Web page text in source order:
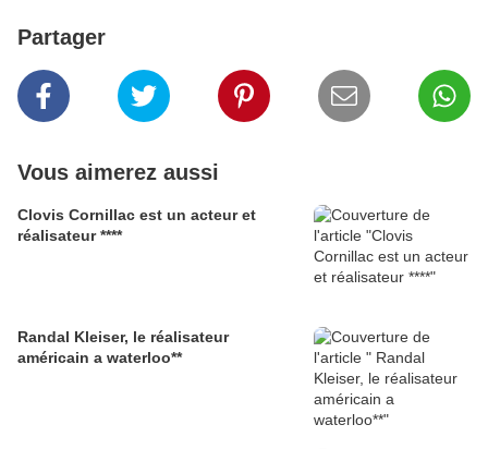
Partager
Vous aimerez aussi
Clovis Cornillac est un acteur et
réalisateur ****
Randal Kleiser, le réalisateur
américain a waterloo**